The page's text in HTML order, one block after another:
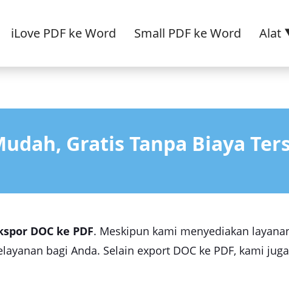
iLove PDF ke Word Small PDF ke Word Alat
Gratis Tanpa Biaya
DOC ke PDF. Meskipun kami menyediakan
bagi Anda. Selain export DOC ke PDF, kami